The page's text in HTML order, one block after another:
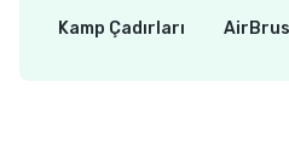
Kamp Çadırları